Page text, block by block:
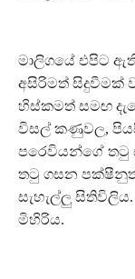
මාලිගයේ එපිට
අසිරිමත් සිදුවීමක්
හිස්කමත් සමඟ
විසල් කණුවල,
පරෙවියන්ගේ තටු
තටු ගසන
සැහැල්ලු
මිහිරිය.